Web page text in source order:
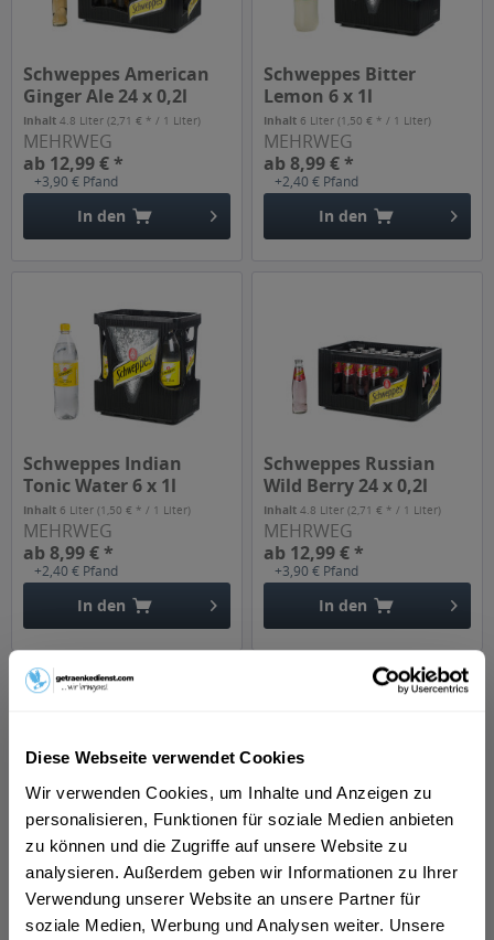
Diese Webseite verwendet Cookies
Wir verwenden Cookies, um Inhalte und Anzeigen zu
personalisieren, Funktionen für soziale Medien anbieten
zu können und die Zugriffe auf unsere Website zu
analysieren. Außerdem geben wir Informationen zu Ihrer
Verwendung unserer Website an unsere Partner für
soziale Medien, Werbung und Analysen weiter. Unsere
Schweppes American
Ginger Ale 24 x 0,2l
Inhalt4.8 Liter(2,71 € * / 1 Liter)
MEHRWEG
ab 12,99 € *
+3,90 € Pfand
In den
Schweppes Bitter
Lemon 6 x 1l
Inhalt 6 Liter(1,50 € * / 1 Liter)
MEHRWEG
ab 8,99 € *
+2,40 € Pfand
In den
Schweppes Indian
Tonic Water 6 x 1l
Inhalt 6 Liter(1,50 € * / 1 Liter)
MEHRWEG
ab 8,99 € *
+2,40 € Pfand
In den
Schweppes Russian
Wild Berry 24 x 0,2l
Inhalt4.8 Liter(2,71 € * / 1 Liter)
MEHRWEG
ab 12,99 € *
+3,90 € Pfand
In den
Schweppes Bitter
Lemon 24 x 0,2l
Inhalt4.8 Liter(2,81 € * / 1 Liter)
MEHRWEG
Schweppes Indian
Tonic Water 24 x 0,2l
Inhalt4.8 Liter(2,71 € * / 1 Liter)
MEHRWEG